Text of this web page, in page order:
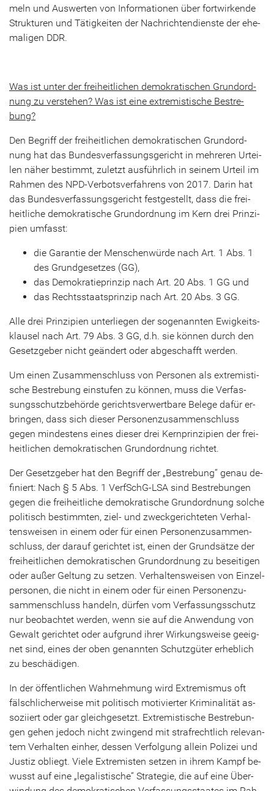
meln und Aus­wer­ten von In­for­ma­tio­nen über fort­wir­ken­de
Struk­tu­ren und Tä­tig­kei­ten der Nach­rich­ten­diens­te der ehe­
ma­li­gen DDR.
Was ist unter der frei­heit­li­chen de­mo­kra­ti­schen Grund­ord­
nung zu ver­ste­hen? Was ist eine ex­tre­mis­ti­sche Be­stre­
bung?
Den Be­griff der frei­heit­li­chen de­mo­kra­ti­schen Grund­ord­
nung hat das Bun­des­ver­fas­sungs­ge­richt in meh­re­ren Ur­tei­
len näher be­stimmt, zu­letzt aus­führ­lich in sei­nem Ur­teil im
Rah­men des NPD-​Verbotsverfahrens von 2017. Darin hat
das Bun­des­ver­fas­sungs­ge­richt fest­ge­stellt, dass die frei­
heit­li­che de­mo­kra­ti­sche Grund­ord­nung im Kern drei Prin­zi­
pi­en um­fasst:
die Ga­ran­tie der Men­schen­wür­de nach Art. 1 Abs. 1
des Grund­ge­set­zes (GG),
das De­mo­kra­tie­prin­zip nach Art. 20 Abs. 1 GG und
das Rechts­staats­prin­zip nach Art. 20 Abs. 3 GG.
Alle drei Prin­zi­pi­en un­ter­lie­gen der so­ge­nann­ten Ewig­keits­
klau­sel nach Art. 79 Abs. 3 GG, d.h. sie kön­nen durch den
Ge­setz­ge­ber nicht ge­än­dert oder ab­ge­schafft wer­den.
Um einen Zu­sam­men­schluss von Per­so­nen als ex­tre­mis­ti­
sche Be­stre­bung ein­stu­fen zu kön­nen, muss die Ver­fas­
sungs­schutz­be­hör­de ge­richts­ver­wert­ba­re Be­le­ge dafür er­
brin­gen, dass sich die­ser Per­so­nen­zu­sam­men­schluss
gegen min­des­tens eines die­ser drei Kern­prin­zi­pi­en der frei­
heit­li­chen de­mo­kra­ti­schen Grund­ord­nung rich­tet.
Der Ge­setz­ge­ber hat den Be­griff der „Be­stre­bung“ genau de­
fi­niert: Nach § 5 Abs. 1 VerfSchG-​LSA sind Be­stre­bun­gen
gegen die frei­heit­li­che de­mo­kra­ti­sche Grund­ord­nung sol­che
po­li­tisch be­stimm­ten, ziel- und zweck­ge­rich­te­ten Ver­hal­
tens­wei­sen in einem oder für einen Per­so­nen­zu­sam­men­
schluss, der dar­auf ge­rich­tet ist, einen der Grund­sät­ze der
frei­heit­li­chen de­mo­kra­ti­schen Grund­ord­nung zu be­sei­ti­gen
oder außer Gel­tung zu set­zen. Ver­hal­tens­wei­sen von Ein­zel­
per­so­nen, die nicht in einem oder für einen Per­so­nen­zu­
sam­men­schluss han­deln, dür­fen vom Ver­fas­sungs­schutz
nur be­ob­ach­tet wer­den, wenn sie auf die An­wen­dung von
Ge­walt ge­rich­tet oder auf­grund ihrer Wir­kungs­wei­se ge­eig­
net sind, eines der oben ge­nann­ten Schutz­gü­ter er­heb­lich
zu be­schä­di­gen.
In der öf­fent­li­chen Wahr­neh­mung wird Ex­tre­mis­mus oft
fälsch­li­cher­wei­se mit po­li­tisch mo­ti­vier­ter Kri­mi­na­li­tät as­
so­zi­iert oder gar gleich­ge­setzt. Ex­tre­mis­ti­sche Be­stre­bun­
gen gehen je­doch nicht zwin­gend mit straf­recht­lich re­le­van­
tem Ver­hal­ten ein­her, des­sen Ver­fol­gung al­lein Po­li­zei und
Jus­tiz ob­liegt. Viele Ex­tre­mis­ten set­zen in ihrem Kampf be­
wusst auf eine „le­ga­lis­ti­sche“ Stra­te­gie, die auf eine Über­